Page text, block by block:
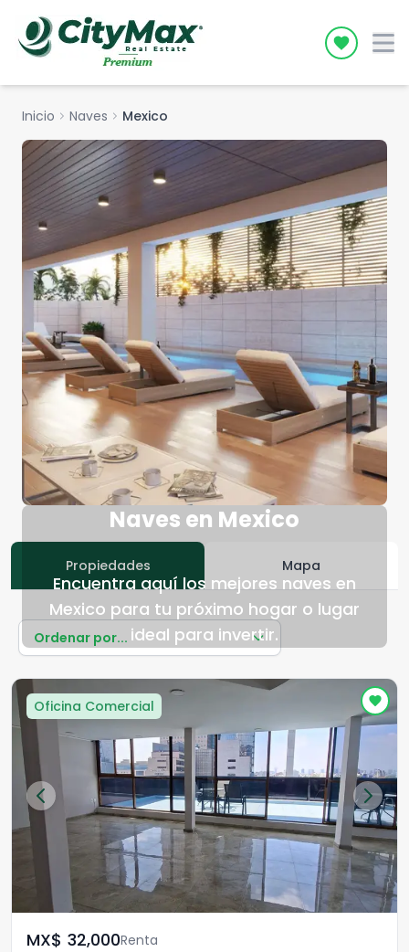
Icon
Inicio chevron_right Naves chevron_right Mexico
Naves en Mexico
Encuentra aquí los mejores naves en
Mexico para tu próximo hogar o lugar
ideal para invertir.
Propiedades Mapa
Ordenar por...
Oficina Comercial
MX$	32,000Renta